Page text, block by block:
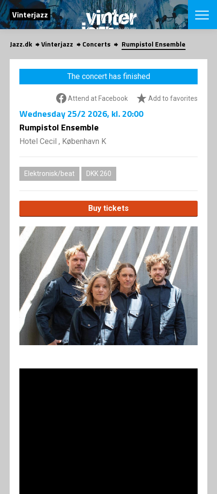
SEARCH
Vinterjazz
Danish
CHOOSE
COPENHAGEN
Concerts
Contributors
SHOP
Jazz.dk Vinterjazz Concerts Rumpistol Ensemble
The concert has finished
Attend at Facebook Add to favorites
Wednesday25/2 2026, kl. 20:00
Rumpistol Ensemble
Hotel Cecil , København K
Elektronisk/beat DKK 260
Buy tickets